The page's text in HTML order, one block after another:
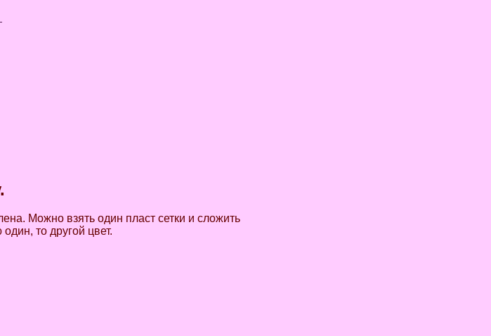
Можно взять один пласт сетки и сложить
то другой цвет.